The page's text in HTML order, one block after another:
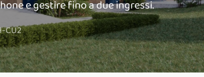
e gestire fino a due ingressi.
CU2